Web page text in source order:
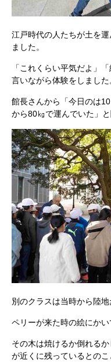
江戸時代の人たちが土を
ました。
「これくらい平気だよ」
言いながら体験をしました
館長さんから「今日のは
から80㎏で運んでいた」と
別のクラスは当時から陸地
ペリーが来た時の絵にかい
その木は焼けるか倒れる
が近くに残っているとのこ